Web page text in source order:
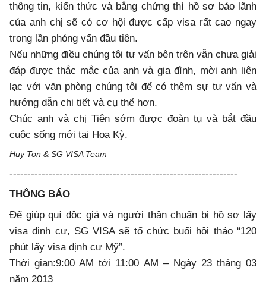
thông tin, kiến thức và bằng chứng thì hồ sơ bảo lãnh
của anh chị sẽ có cơ hội được cấp visa rất cao ngay
trong lần phỏng vấn đầu tiên.
Nếu những điều chúng tôi tư vấn bên trên vẫn chưa giải
đáp được thắc mắc của anh và gia đình, mời anh liên
lạc với văn phòng chúng tôi để có thêm sự tư vấn và
hướng dẫn chi tiết và cụ thể hơn.
Chúc anh và chị Tiên sớm được đoàn tụ và bắt đầu
cuộc sống mới tại Hoa Kỳ.
Huy Ton & SG VISA Team
----------------------------------------------------------------
THÔNG BÁO
Để giúp quí độc giả và người thân chuẩn bị hồ sơ lấy
visa định cư, SG VISA sẽ tổ chức buổi hội thảo “120
phút lấy visa định cư Mỹ”.
Thời gian:9:00 AM tới 11:00 AM – Ngày 23 tháng 03
năm 2013